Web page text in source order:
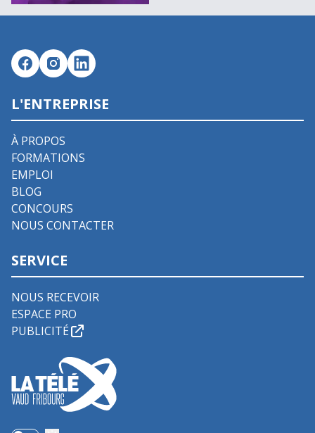
L'ENTREPRISE
À PROPOS
FORMATIONS
EMPLOI
BLOG
CONCOURS
NOUS CONTACTER
SERVICE
NOUS RECEVOIR
ESPACE PRO
PUBLICITÉ